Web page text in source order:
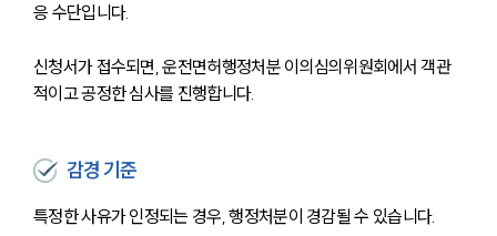
응 수단입니다.
신청서가 접수되면, 운전면허행정처분 이의심의위원회에서 객관
적이고 공정한 심사를 진행합니다.
감경 기준
특정한 사유가 인정되는 경우, 행정처분이 경감될 수 있습니다.